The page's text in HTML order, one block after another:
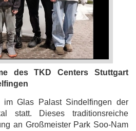
des TKD Centers Stuttgart
im Glas Palast Sindelfingen der
statt. Dieses traditionsreiche
an Großmeister Park Soo-Nam